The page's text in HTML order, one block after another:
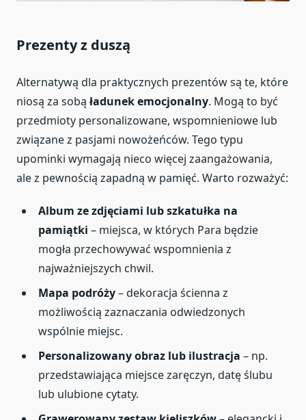
Prezenty z duszą
Alternatywą dla praktycznych prezentów są te, które
niosą za sobą ładunek emocjonalny. Mogą to być
przedmioty personalizowane, wspomnieniowe lub
związane z pasjami nowożeńców. Tego typu
upominki wymagają nieco więcej zaangażowania,
ale z pewnością zapadną w pamięć. Warto rozważyć:
Album ze zdjęciami lub szkatułka na
pamiątki – miejsca, w których Para będzie
mogła przechowywać wspomnienia z
najważniejszych chwil.
Mapa podróży– dekoracja ścienna z
możliwością zaznaczania odwiedzonych
wspólnie miejsc.
Personalizowany obraz lub ilustracja – np.
przedstawiająca miejsce zaręczyn, datę ślubu
lub ulubione cytaty.